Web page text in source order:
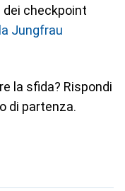
checkpoint
Jungfrau
la sfida? Rispondi
di partenza.